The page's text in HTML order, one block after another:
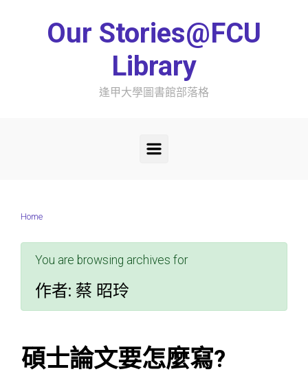
Our Stories@FCU
Library
逢甲大學圖書館部落格
Home
You are browsing archives for
作者: 蔡 昭玲
碩士論文要怎麼寫?